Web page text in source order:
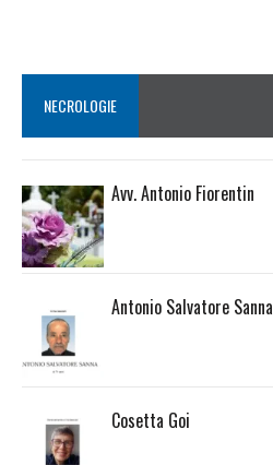
NECROLOGIE
Avv. Antonio Fiorentin
Antonio Salvatore Sanna
Cosetta Goi